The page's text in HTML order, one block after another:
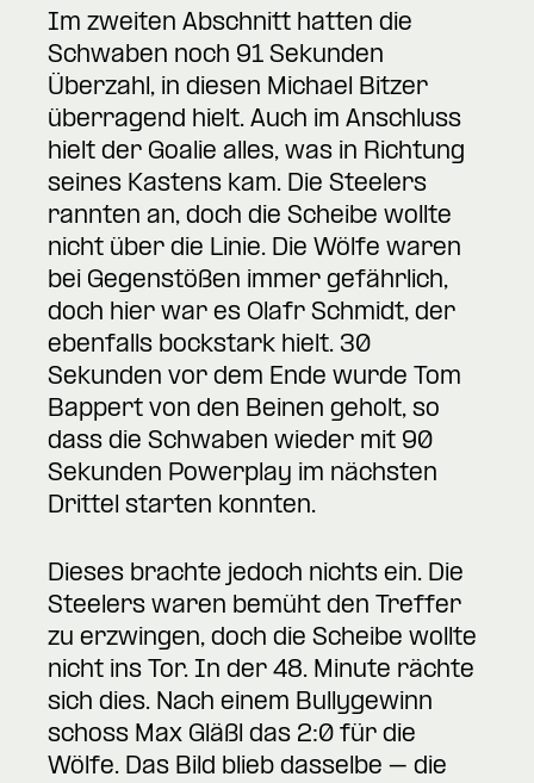
Im zweiten Abschnitt hatten die
Schwaben noch 91 Sekunden
Überzahl, in diesen Michael Bitzer
überragend hielt. Auch im Anschluss
hielt der Goalie alles, was in Richtung
seines Kastens kam. Die Steelers
rannten an, doch die Scheibe wollte
nicht über die Linie. Die Wölfe waren
bei Gegenstößen immer gefährlich,
doch hier war es Olafr Schmidt, der
ebenfalls bockstark hielt. 30
Sekunden vor dem Ende wurde Tom
Bappert von den Beinen geholt, so
dass die Schwaben wieder mit 90
Sekunden Powerplay im nächsten
Drittel starten konnten.
Dieses brachte jedoch nichts ein. Die
Steelers waren bemüht den Treffer
zu erzwingen, doch die Scheibe wollte
nicht ins Tor. In der 48. Minute rächte
sich dies. Nach einem Bullygewinn
schoss Max Gläßl das 2:0 für die
Wölfe. Das Bild blieb dasselbe – die